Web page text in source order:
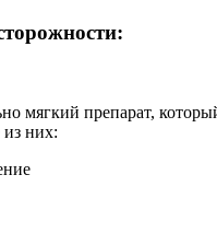
мягкий препарат,
них: